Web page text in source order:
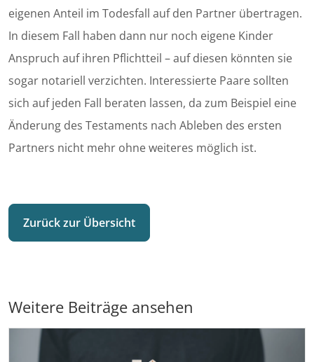
eigenen Anteil im Todesfall auf den Partner übertragen.
In diesem Fall haben dann nur noch eigene Kinder
Anspruch auf ihren Pflichtteil – auf diesen könnten sie
sogar notariell verzichten. Interessierte Paare sollten
sich auf jeden Fall beraten lassen, da zum Beispiel eine
Änderung des Testaments nach Ableben des ersten
Partners nicht mehr ohne weiteres möglich ist.
Zurück zur Übersicht
Weitere Beiträge ansehen